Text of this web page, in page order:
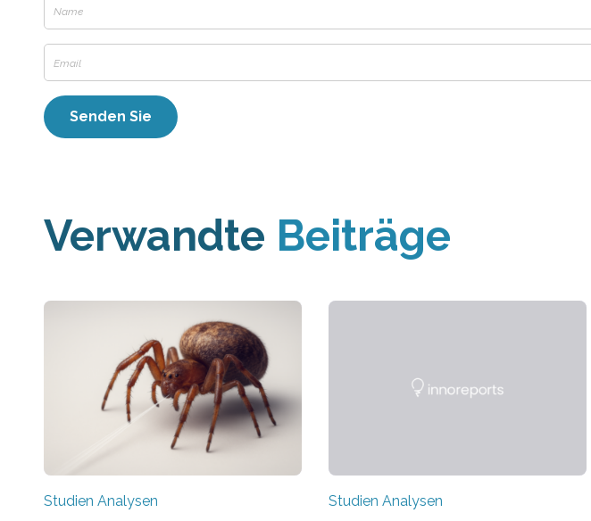
Verwandte Beiträge
Studien Analysen Studien Analysen